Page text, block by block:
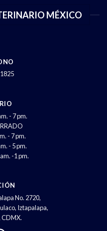
MÉXICO
- 7 pm.
- 7 pm.
- 5 pm.
-1 pm.
No. 2720,
Iztapalapa,
CDMX.